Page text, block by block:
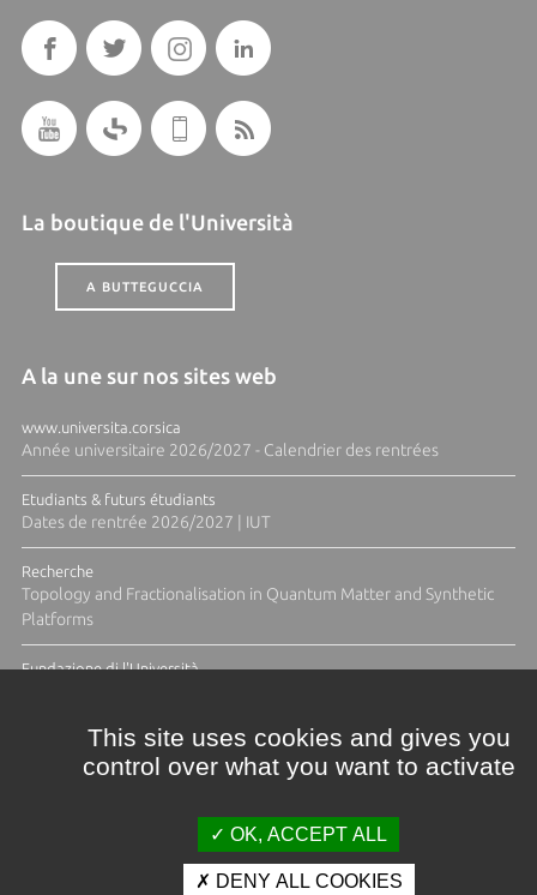
La boutique de l'Università
A BUTTEGUCCIA
A la une sur nos sites web
www.universita.corsica
Année universitaire 2026/2027 - Calendrier des rentrées
Etudiants & futurs étudiants
Dates de rentrée 2026/2027 | IUT
Recherche
Topology and Fractionalisation in Quantum Matter and Synthetic
Platforms
Fundazione di l'Università
This site uses cookies and gives you
control over what you want to activate
OK, ACCEPT ALL
DENY ALL COOKIES